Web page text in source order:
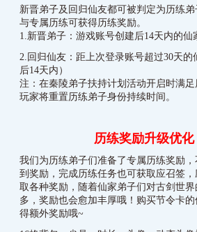
新晋弟子及回归仙友都可被判定为历练
与专属历练可获得历练奖励。
1.新晋弟子：游戏账号创建后14天内的仙
2.回归仙友：距上次登录账号超过30天的
后14天内）
注：在秦陵弟子扶持计划活动开启时满
玩家将重置历练弟子身份持续时间。
历练奖励升级优化
我们为历练弟子们准备了专属历练奖励
到奖励，完成历练任务也可获取应召签
取各种奖励，随着仙家弟子们对古剑世
多，奖励也会愈加丰厚哦！购买节令卡
得额外奖励哦~